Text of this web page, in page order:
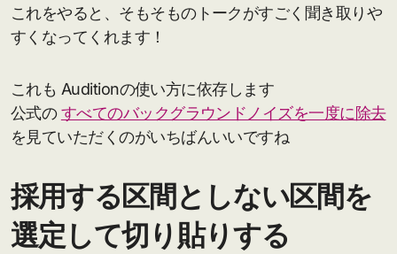
これをやると、そもそものトークがすごく聞き取りや
すくなってくれます！
これも Auditionの使い方に依存します
公式のすべてのバックグラウンドノイズを一度に除去
を見ていただくのがいちばんいいですね
採用する区間としない区間を
選定して切り貼りする